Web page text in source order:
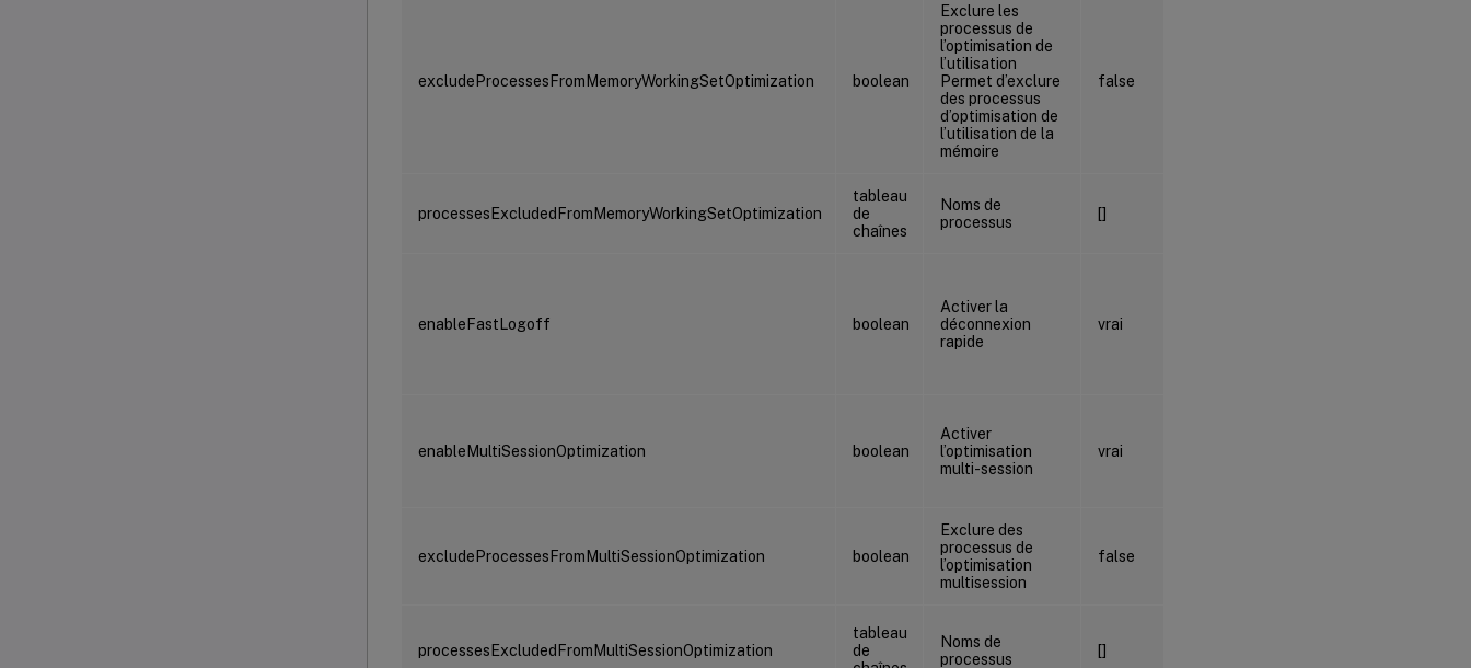
excludeProcessesFromMemoryWorkingSetOptimization boolean
Exclure les
processus de
l’optimisation de
l’utilisation
Permet d’exclure
des processus
d’optimisation de
l’utilisation de la
mémoire
false
processesExcludedFromMemoryWorkingSetOptimization
tableau
de
chaînes
Noms de
processus
[]
enableFastLogoff boolean
Activer la
déconnexion
rapide
vrai
enableMultiSessionOptimization boolean
Activer
l’optimisation
multi-session
vrai
excludeProcessesFromMultiSessionOptimization boolean
Exclure des
processus de
l’optimisation
multisession
false
processesExcludedFromMultiSessionOptimization
tableau
de
Noms de
processus
[]